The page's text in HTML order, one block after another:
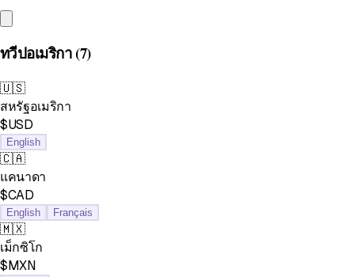
ทวีปอเมริกา(7)
🇺🇸
สหรัฐอเมริกา
$USD
English
🇨🇦
แคนาดา
$CAD
English Français
🇲🇽
เม็กซิโก
$MXN